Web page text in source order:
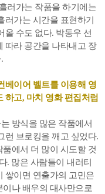
러가는 작품을 하기에는
가는 시간을 표현하기
올 수도 없다. 박동우 선
따라 공간을 나타내고 장
베이어 벨트를 이용해 영
하고, 마치 영화 편집처럼
방식을 많은 작품에서
런 브로킹을 깨고 싶었다.
에서 더 많이 시도할 것
. 많은 사람들이 내러티
쌓이면 연출가의 고민은
나 배우의 대사만으로